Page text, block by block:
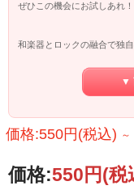
ぜひこの機会にお試しあれ！
和楽器とロックの融合で独
その中でテクニカルなプレ
NEWモデルピックがこの度
ベッコウ色にホワイトの箔
おなじみのティアドロップ
耐久性を発揮し、またアタ
▼
価格:550円(税込) ～
価格:550円(税